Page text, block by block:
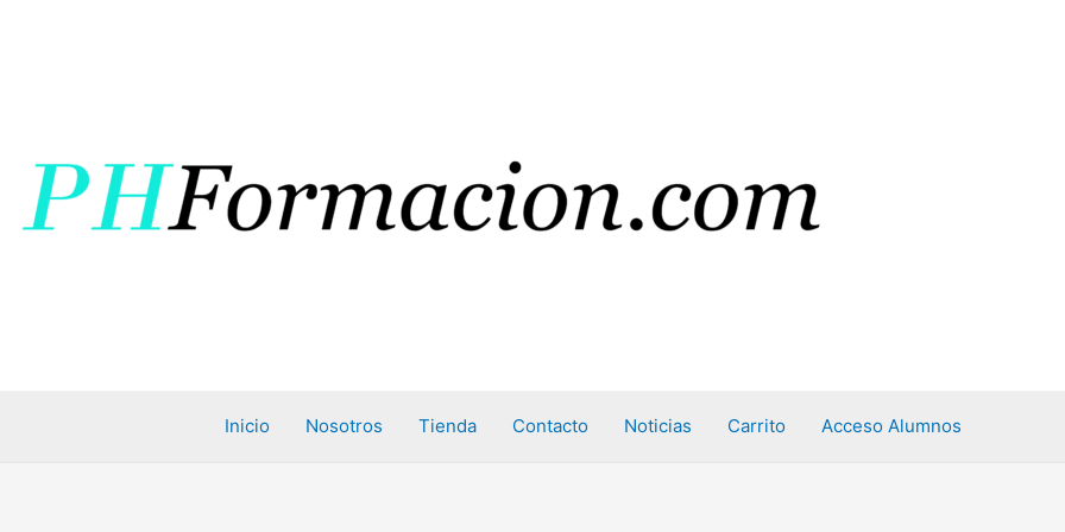
Inicio Nosotros Tienda Contacto Noticias Carrito Acceso Alumnos